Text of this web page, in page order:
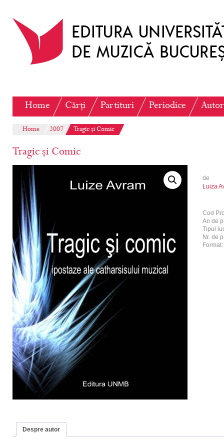
Home Cărți Partituri Periodice
Home 2007 Tragic și Comic
Tragic și Comic
de
Luiza
Cod
An de
Tipul
Nr. de
Format:
Despre autor